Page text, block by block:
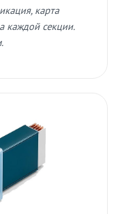
карта
каждой секции.